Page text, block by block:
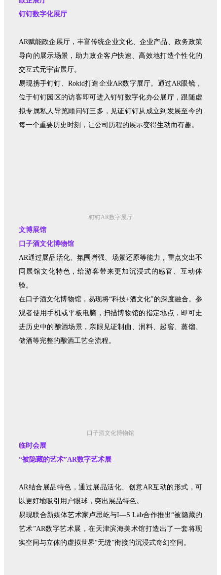
钉钉数字化展厅
AR赋能政企展厅，丰富传统企业文化、企业产品、政务政策
导向的展示场景，助力政企客户快速、高效地打造个性化的
交互式元宇宙展厅。
易现携手钉钉、Rokid打造企业AR数字展厅。通过AR眼镜，
位于钉钉园区的访客即可进入钉钉数字化办公展厅，跟随虚
拟专属私人导览顾问钉三多，见证钉钉从成立到发展至今的
每一个重要历史时刻，让公司历程的展示变得生动而有趣。
钉钉AR数字展厅
文博展馆
口子酒文化博物馆
AR通过展品活化、氛围增强、场景还原等能力，重点突出不
同展馆文化特色，给游客带来更加沉浸式的感官、互动体
验。
在口子酒文化博物馆，易现将“科技+酒文化”的深度融合。参
观者使用手机或平板电脑，扫描博物馆的指定地点，即可走
进历史中的酿酒场景，亲眼见证制曲、润料、起窖、蒸馏、
储酒等完整的酿酒工艺全流程。
口子酒文化博物馆
临时会展
“被隐藏的艺术”AR数字艺术展
AR结合展品特色，通过展品活化、创意AR互动的形式，可
以更好地吸引用户眼球，突出展品特色。
易现联合新媒体艺术家卢思屹与I—S Lab合作推出“被隐藏的
艺术”AR数字艺术展，在天津滨海美术馆打造出了一套将现
实空间与立体的虚拟世界“无缝”衔接的沉浸式奇幻空间。